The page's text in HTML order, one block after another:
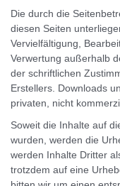
Die durch die
diesen Seiten
Vervielfältigung,
Verwertung außerhalb
der schriftlichen
Erstellers. Downloads
privaten, nicht
Soweit die Inhalte auf
wurden, werden die
werden Inhalte Dritter
trotzdem auf eine